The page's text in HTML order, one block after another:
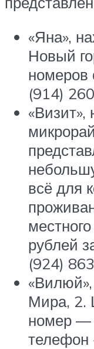
«Яна»,
Новый
номеров
(914)
всё для
рублей
(924)
Мира, 2.
номер —
телефон